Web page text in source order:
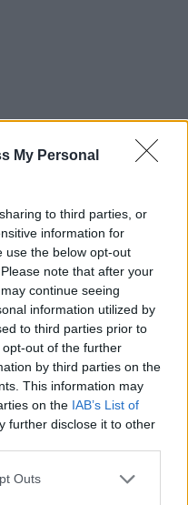
My Personal
to third parties, or
information for
use the below opt-out
note that after your
continue seeing
information utilized by
to third parties prior to
out of the further
by third parties on the
This information may
on the IAB’s List of
further disclose it to other
Outs